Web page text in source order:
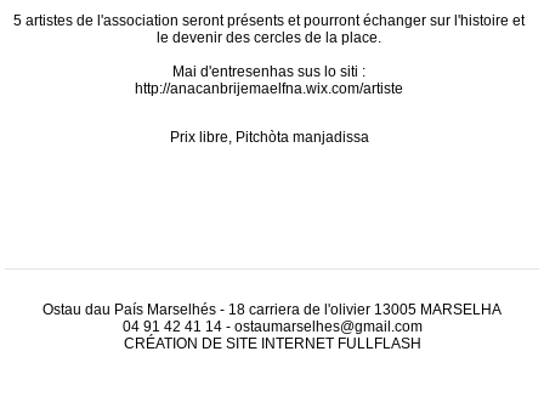
5 artistes de l'association seront présents et pourront échanger sur l'histoire et
le devenir des cercles de la place.
Mai d'entresenhas sus lo siti :
http://anacanbrijemaelfna.wix.com/artiste
Prix libre, Pitchòta manjadissa
Ostau dau País Marselhés - 18 carriera de l'olivier 13005 MARSELHA
04 91 42 41 14- ostaumarselhes@gmail.com
CRÉATION DE SITE INTERNET FULLFLASH